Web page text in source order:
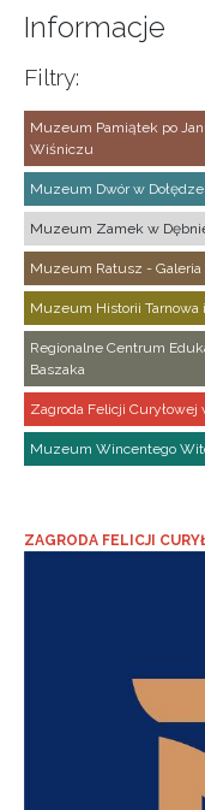
Informacje
Filtry:
Muzeum Pamiątek po
Wiśniczu
Muzeum Dwór w Dołędze
Muzeum Zamek w
Muzeum Ratusz -
Muzeum Historii Tarnowa
Regionalne Centrum
Baszaka
Zagroda Felicji
Muzeum Wincentego
ZAGRODA FELICJI